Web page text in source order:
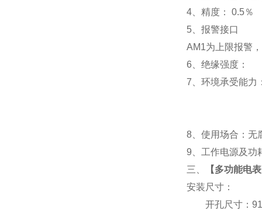
4 、精度： 0.5％
5
报警接口
AM1为上限报警
6
绝缘强度：
7
环境承受
8 、使用场合：
9 、工作电源及功
三、
【多功能电
安装尺寸：
开孔尺寸：